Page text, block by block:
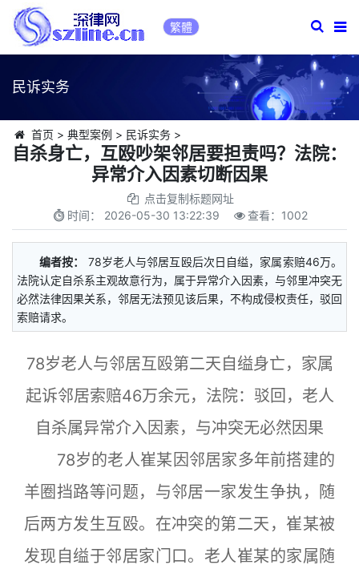
繁體
民诉实务
首页 > 典型案例 > 民诉实务>
自杀身亡，互殴吵架邻居要担责吗？法院：
异常介入因素切断因果
点击复制标题网址
时间： 2026-05-30 13:22:39 查看： 1002
编者按：
78岁老人与邻居互殴后次日自缢，家属索赔46万。
法院认定自杀系主观故意行为，属于异常介入因素，与邻里冲突无
必然法律因果关系，邻居无法预见该后果，不构成侵权责任，驳回
索赔请求。
78岁老人与邻居互殴第二天自缢身亡，家属
起诉邻居索赔46万余元，法院：驳回，老人
自杀属异常介入因素，与冲突无必然因果
78岁的老人崔某因邻居家多年前搭建的
羊圈挡路等问题，与邻居一家发生争执，随
后两方发生互殴。在冲突的第二天，崔某被
发现自缢于邻居家门口。老人崔某的家属随